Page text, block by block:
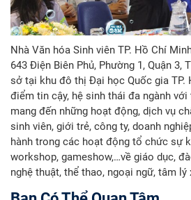
Nhà Văn hóa Sinh viên TP. Hồ Chí
643 Điện Biên Phủ, Phường 1, Quận 3,
sở tại khu đô thị Đại học Quốc gia TP.
điểm tin cậy, hệ sinh thái đa ngành
mang đến những hoạt động, dịch vụ
sinh viên, giới trẻ, công ty, doanh
hành trong các hoạt động tổ chức sự
workshop, gameshow,…về giáo dục,
nghệ thuật, thể thao, ngoại ngữ, tâm